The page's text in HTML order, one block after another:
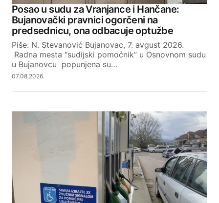
Posao u sudu za Vranjance i Hančane:
Bujanovački pravnici ogorčeni na
predsednicu, ona odbacuje optužbe
Piše: N. Stevanović Bujanovac, 7. avgust 2026.
Radna mesta “sudijski pomoćnik” u Osnovnom sudu
u Bujanovcu popunjena su…
07.08.2026.